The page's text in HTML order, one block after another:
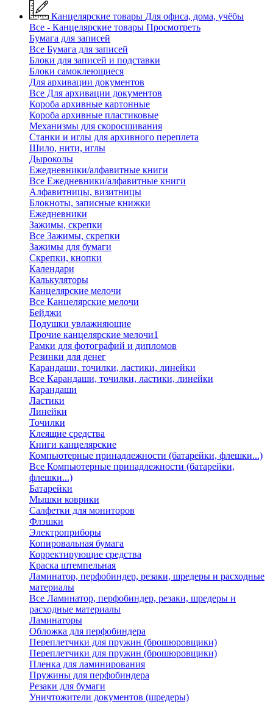
Канцелярские товары Для офиса, дома, учёбы
Все - Канцелярские товары Просмотреть
Бумага для записей
Все Бумага для записей
Блоки для записей и подставки
Блоки самоклеющиеся
Для архивации документов
Все Для архивации документов
Короба архивные картонные
Короба архивные пластиковые
Механизмы для скоросшивания
Станки и иглы для архивного переплета
Шило, нити, иглы
Дыроколы
Ежедневники/алфавитные книги
Все Ежедневники/алфавитные книги
Алфавитницы, визитницы
Блокноты, записные книжки
Ежедневники
Зажимы, скрепки
Все Зажимы, скрепки
Зажимы для бумаги
Скрепки, кнопки
Календари
Калькуляторы
Канцелярские мелочи
Все Канцелярские мелочи
Бейджи
Подушки увлажняющие
Прочие канцелярские мелочи1
Рамки для фотографий и дипломов
Резинки для денег
Карандаши, точилки, ластики, линейки
Все Карандаши, точилки, ластики, линейки
Карандаши
Ластики
Линейки
Точилки
Клеящие средства
Книги канцелярские
Компьютерные принадлежности (батарейки, флешки...)
Все Компьютерные принадлежности (батарейки,
флешки...)
Батарейки
Мышки коврики
Салфетки для мониторов
Флэшки
Электроприборы
Копировальная бумага
Корректирующие средства
Краска штемпельная
Ламинатор, перфобиндер, резаки, шредеры и расходные
материалы
Все Ламинатор, перфобиндер, резаки, шредеры и
расходные материалы
Ламинаторы
Обложка для перфобиндера
Переплетчики для пружин (брошюровщики)
Переплетчики для пружин (брошюровщики)
Пленка для ламинирования
Пружины для перфобиндера
Резаки для бумаги
Уничтожители документов (шредеры)